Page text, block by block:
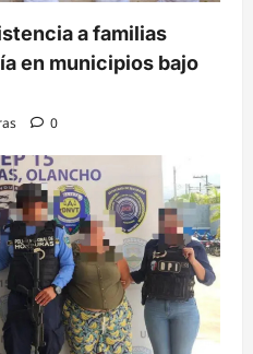
a familias
en municipios bajo
0